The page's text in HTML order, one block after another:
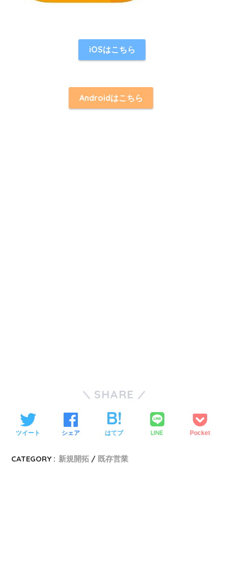
iOSはこちら
Androidはこちら
SHARE
ツイート シェア はてブ LINE Pocket
CATEGORY : 新規開拓 既存営業